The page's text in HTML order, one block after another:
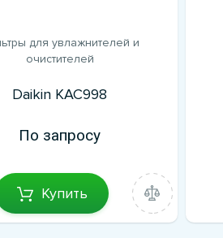
для увлажнителей и
очистителей
Daikin KAC998
По запросу
Купить